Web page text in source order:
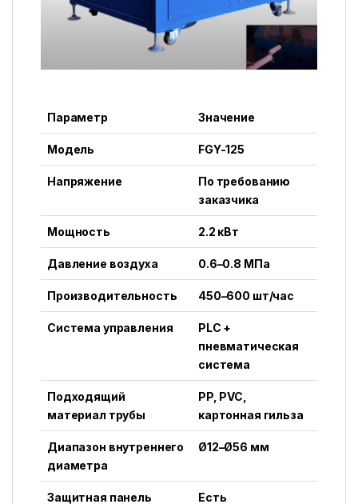
Параметр Значение
Модель FGY-125
Напряжение
По требованию
заказчика
Мощность 2.2 кВт
Давление воздуха 0.6–0.8 МПа
Производительность 450–600 шт/час
Система управления
PLC +
пневматическая
система
Подходящий
материал трубы
PP, PVC,
картонная гильза
Диапазон внутреннего
диаметра
Ø12–Ø56 мм
Защитная панель Есть